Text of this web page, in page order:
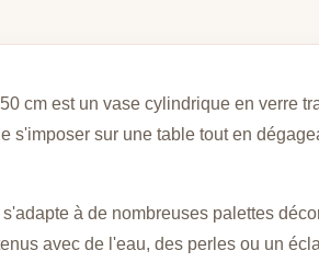
cm est un vase cylindrique en verre
s'imposer sur une table tout en
s'adapte à de nombreuses palettes
avec de l'eau, des perles ou un